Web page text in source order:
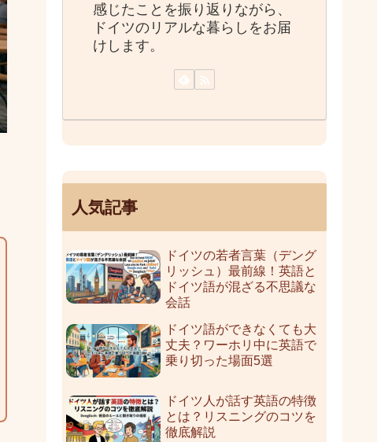
感じたことを振り返りながら、
ドイツのリアルな暮らしをお届
けします。
人気記事
ドイツの若者言葉（デング
リッシュ）最前線！英語と
ドイツ語が混ざる不思議な
会話
ドイツ語ができなくても大
丈夫？ワーホリ中に英語で
乗り切った場面5選
ドイツ人が話す英語の特徴
とは？リスニングのコツを
徹底解説